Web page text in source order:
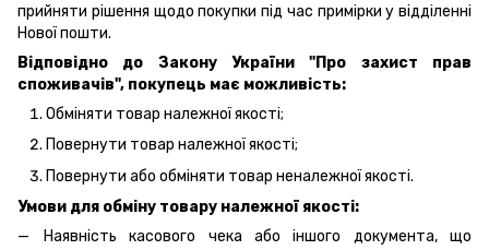
прийняти рішення щодо покупки під час примірки у відділенні
Нової пошти.
Відповідно до Закону України "Про захист прав
споживачів", покупець має можливість:
Обміняти товар належної якості;
Повернути товар належної якості;
Повернути або обміняти товар неналежної якості.
Умови для обміну товару належної якості:
Наявність касового чека або іншого документа, що